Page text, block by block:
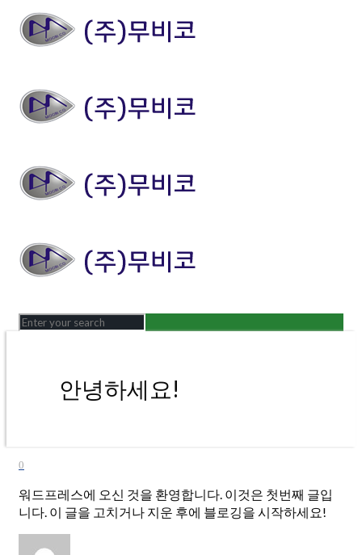
안녕하세요!
0
워드프레스에 오신 것을 환영합니다. 이것은 첫번째 글입
니다. 이 글을 고치거나 지운 후에 블로깅을 시작하세요!